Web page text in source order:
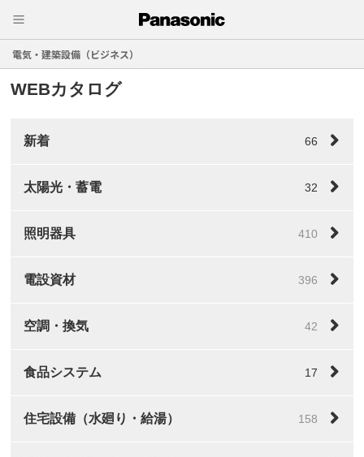
電気・建築設備（ビジネス）
WEBカタログ
新着 66
太陽光・蓄電 32
照明器具 410
電設資材 396
空調・換気 42
食品システム 17
住宅設備（水廻り・給湯） 158